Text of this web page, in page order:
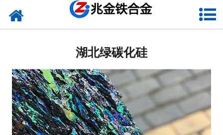
网站首页
湖北金属硅
湖北碳化硅
湖北绿碳化硅